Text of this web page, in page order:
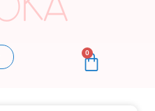
0